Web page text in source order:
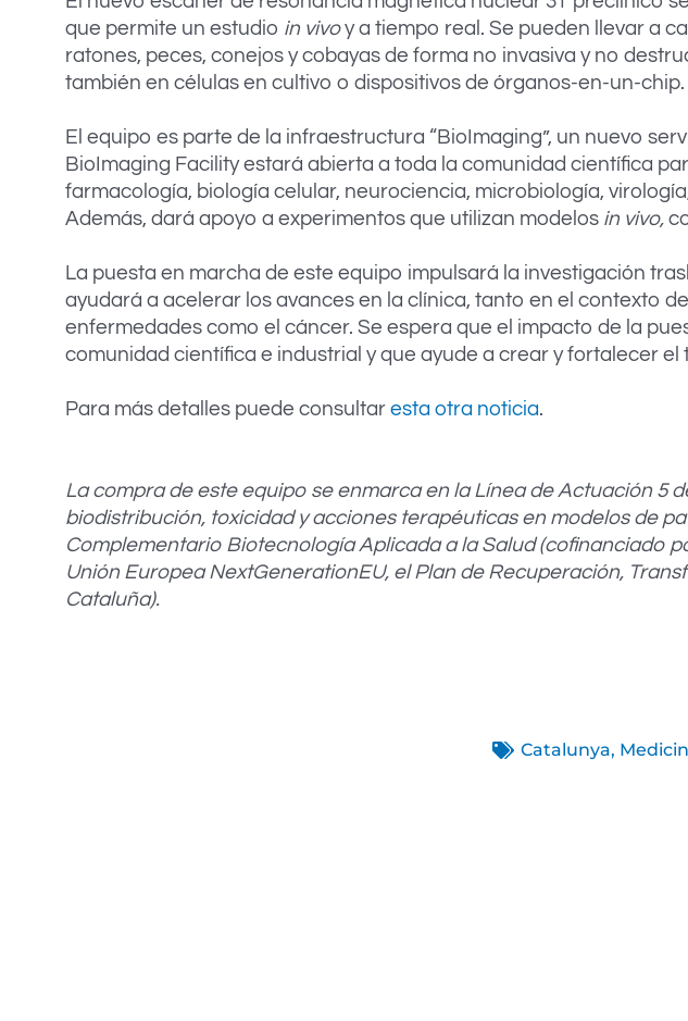
que permite un estudio in vivoy a tiempo real. Se pueden llevar a
ratones, peces, conejos y cobayas de forma no invasiva y no
también en células en cultivo o dispositivos de órganos-en-un-chip.
El equipo es parte de la infraestructura “BioImaging”, un nuevo
BioImaging Facility estará abierta a toda la comunidad científica
farmacología, biología celular, neurociencia, microbiología,
Además, dará apoyo a experimentos que utilizan modelos in vivo,
La puesta en marcha de este equipo impulsará la investigación
ayudará a acelerar los avances en la clínica, tanto en el contexto
enfermedades como el cáncer. Se espera que el impacto de la
comunidad científica e industrial y que ayude a crear y fortalecer
Para más detalles puede consultar esta otra noticia.
La compra de este equipo se enmarca en la Línea de Actuación 5
biodistribución, toxicidad y acciones terapéuticas en modelos de
Complementario Biotecnología Aplicada a la Salud (cofinanciado
Unión Europea NextGenerationEU, el Plan de Recuperación,
Cataluña).
Catalunya,